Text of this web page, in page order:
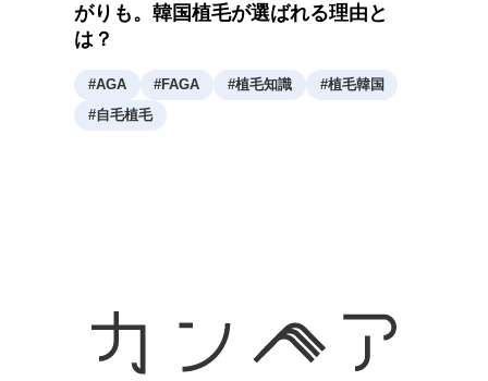
がりも。韓国植毛が選ばれる理由と
は？
#AGA #FAGA #植毛知識 #植毛韓国
#自毛植毛